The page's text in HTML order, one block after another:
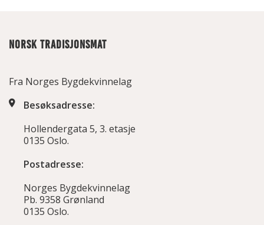
NORSK TRADISJONSMAT
Fra Norges Bygdekvinnelag
Besøksadresse:
Hollendergata 5, 3. etasje
0135 Oslo.
Postadresse:
Norges Bygdekvinnelag
Pb. 9358 Grønland
0135 Oslo.